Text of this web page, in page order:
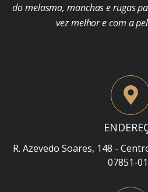
do melasma, manchas e rugas
vez melhor e com a
R. Azevedo Soares, 148 -
07851-